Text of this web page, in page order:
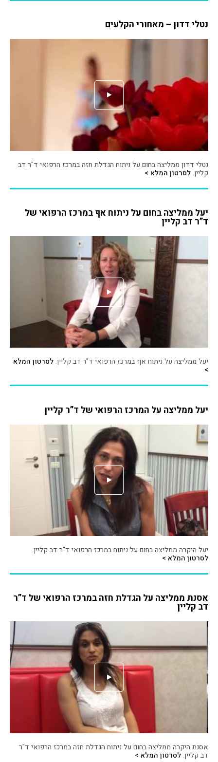
נטלי דדון – מאחורי הקלעים
נטלי דדון ממליצה בחום על ניתוח הגדלת חזה במרכז הרפואי ד"ר דב
קליין.לסרטון המלא >
יעל ממליצה בחום על ניתוח אף במרכז הרפואי של
ד”ר דב קליין
יעל ממליצה על ניתוח אף במרכז הרפואי ד"ר דב קליין.לסרטון המלא
>
יעל ממליצה על המרכז הרפואי של ד”ר קליין
יעל היקרה ממליצה בחום על ניתוח במרכז הרפואי ד"ר דב קליין.
לסרטון המלא >
אסנת ממליצה על הגדלת חזה במרכז הרפואי של ד”ר
דב קליין
אסנת היקרה ממליצה בחום על ניתוח הגדלת חזה במרכז הרפואי ד"ר
דב קליין.לסרטון המלא >